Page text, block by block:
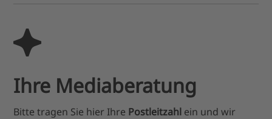
Ihre Mediaberatung
Bitte tragen Sie hier Ihre Postleitzahl ein und wir